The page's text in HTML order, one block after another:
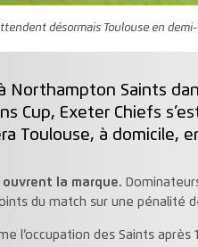
désormais Toulouse en
Northampton Saints
Cup, Exeter Chiefs
Toulouse, à domicile,
ouvrent la marque.
du match sur une pénalité
l’occupation des Saints